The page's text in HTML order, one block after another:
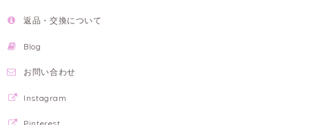
返品・交換について
Blog
お問い合わせ
Instagram